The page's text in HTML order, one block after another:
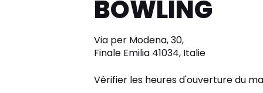
BOWLING
Via per Modena, 30,
Finale Emilia 41034, Italie
Vérifier les heures d'ouverture du